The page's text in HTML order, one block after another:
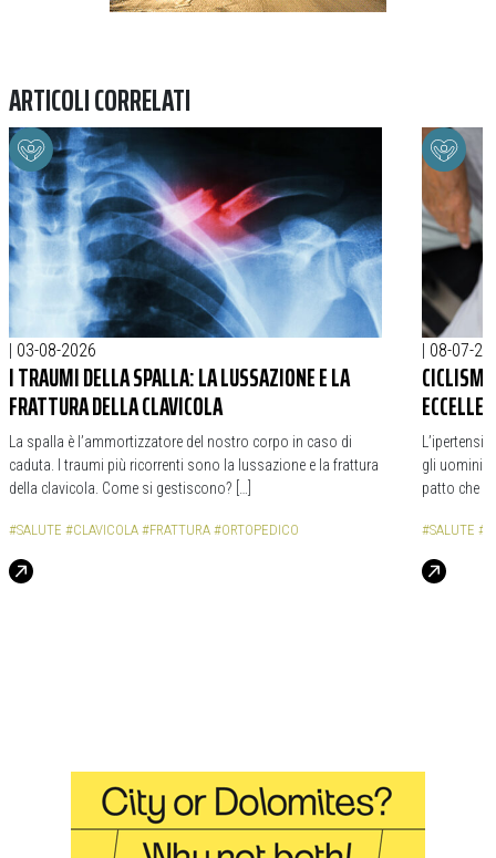
ARTICOLI CORRELATI
| 03-08-2026
I TRAUMI DELLA SPALLA: LA LUSSAZIONE E LA
FRATTURA DELLA CLAVICOLA
La spalla è l’ammortizzatore del nostro corpo in caso di
caduta. I traumi più ricorrenti sono la lussazione e la frattura
della clavicola. Come si gestiscono? […]
#SALUTE #CLAVICOLA #FRATTURA #ORTOPEDICO
| 08-07-
gli uomini
patto che
#SALUTE